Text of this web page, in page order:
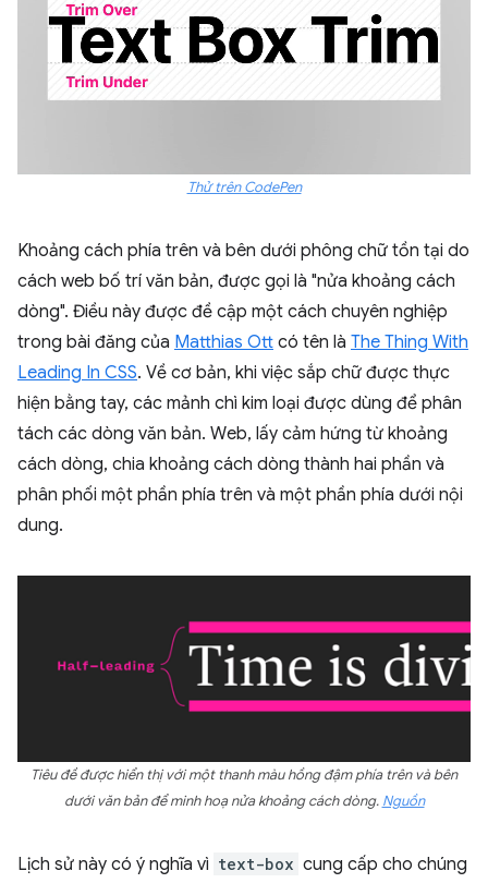
Thử trên CodePen
Khoảng cách phía trên và bên dưới phông chữ tồn tại do
cách web bố trí văn bản, được gọi là "nửa khoảng cách
dòng". Điều này được đề cập một cách chuyên nghiệp
trong bài đăng của Matthias Ott có tên là The Thing With
Leading In CSS. Về cơ bản, khi việc sắp chữ được thực
hiện bằng tay, các mảnh chì kim loại được dùng để phân
tách các dòng văn bản. Web, lấy cảm hứng từ khoảng
cách dòng, chia khoảng cách dòng thành hai phần và
phân phối một phần phía trên và một phần phía dưới nội
dung.
Tiêu đề được hiển thị với một thanh màu hồng đậm phía trên và bên
dưới văn bản để minh hoạ nửa khoảng cách dòng. Nguồn
Lịch sử này có ý nghĩa vì text-box cung cấp cho chúng